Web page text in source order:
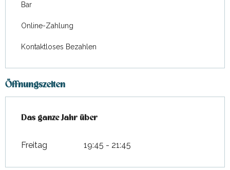
Bar
Online-Zahlung
Kontaktloses Bezahlen
Öffnungszeiten
Das ganze Jahr über
Das ganze Jahr über
Freitag 19:45 - 21:45